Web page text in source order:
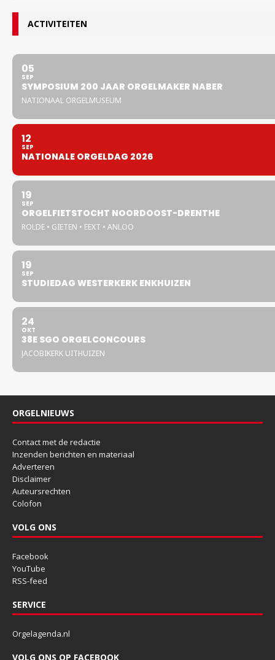
ACTIVITEITEN
05
SEP
SYMPOSIUM 200 JAAR ORGELMAKER NABER
NATIONAAL ORGELMUSEUM
12
SEP
NATIONALE ORGELDAG 2026
19
SEP
ORGELFIETSTOCHT NOORDOOST-DRENTHE
ROLDE • GIETEN • EEXT • ANLOO
19
SEP
STUDIEDAG WESTERKERK ENKHUIZEN
24
OKT
38E SGO ORGELCONCOURS
JACOBIKERK UITHUIZEN
ORGELNIEUWS
Contact met de redactie
Inzenden berichten en materiaal
Adverteren
Disclaimer
Auteursrechten
Colofon
VOLG ONS
Facebook
YouTube
RSS-feed
SERVICE
Orgelagenda.nl
VOLG ONS OP FACEBOOK